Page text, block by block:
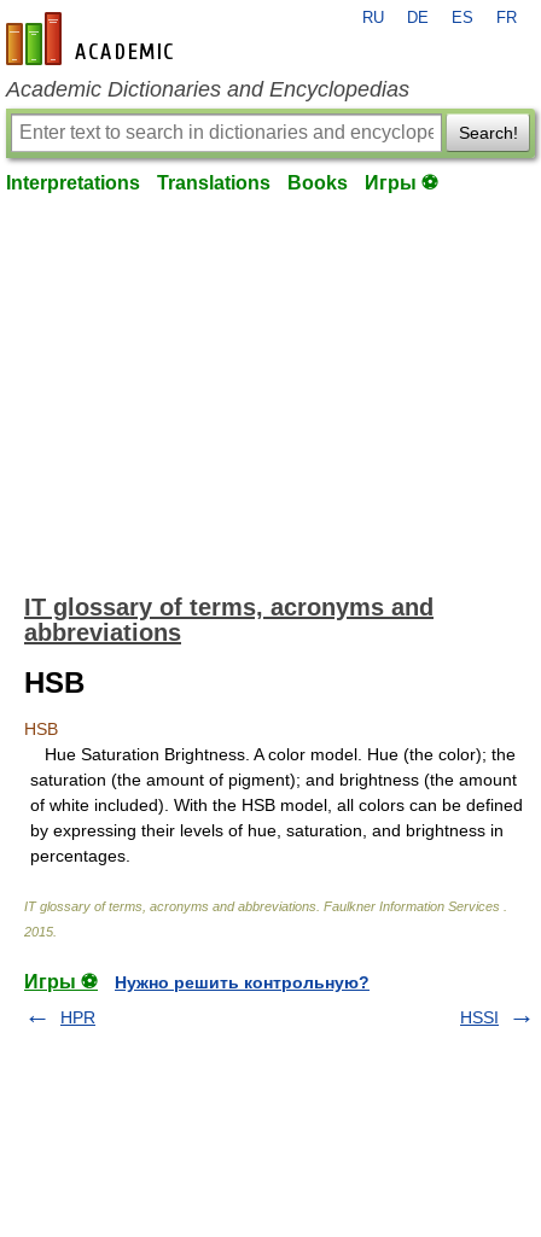
en-academic.com
RU DE ES FR
Academic Dictionaries and Encyclopedias
Search!
Interpretations Translations Books Игры ⚽
IT glossary of terms, acronyms and
abbreviations
HSB
HSB
Hue Saturation Brightness. A color model. Hue (the color); the
saturation (the amount of pigment); and brightness (the amount
of white included). With the HSB model, all colors can be defined
by expressing their levels of hue, saturation, and brightness in
percentages.
IT glossary of terms, acronyms and abbreviations Faulkner Information Services
2015
Игры ⚽
Нужно решить контрольную?
HPR
HSSI